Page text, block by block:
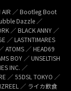
AIR ／ Bootleg Boot
Dazzle ／
／ BLACK ANNY ／
／ LASTNTIMARES
ATOMS ／ HEAD69
BOY ／ UNSELTISH
INC. ／
／ 55DSL TOKYO ／
／ ライカ飲食